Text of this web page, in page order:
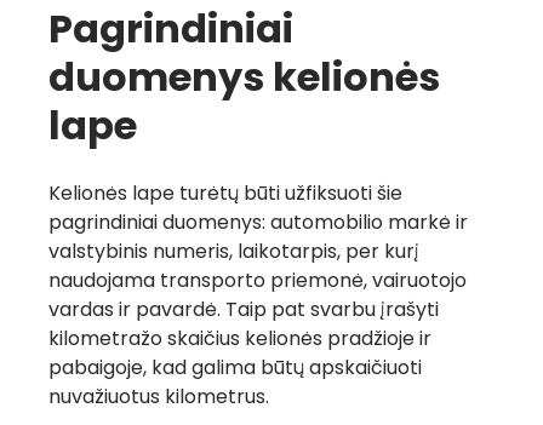
Pagrindiniai
duomenys kelionės
lape
Kelionės lape turėtų būti užfiksuoti šie
pagrindiniai duomenys: automobilio markė ir
valstybinis numeris, laikotarpis, per kurį
naudojama transporto priemonė, vairuotojo
vardas ir pavardė. Taip pat svarbu įrašyti
kilometražo skaičius kelionės pradžioje ir
pabaigoje, kad galima būtų apskaičiuoti
nuvažiuotus kilometrus.